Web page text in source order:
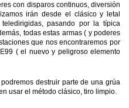
con disparos continuos, diversión
irán desde el clásico y letal
pasando por la típica
todas estas armas ( y poderes
que nos encontraremos por
( el nuevo y peligroso elemento
destruir parte de una grúa
usar el método clásico, tiro limpio.